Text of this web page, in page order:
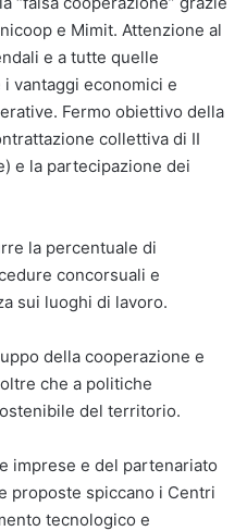
e Mimit. Attenzione al
e a tutte quelle
vantaggi economici e
Fermo obiettivo della
collettiva di II
e la partecipazione dei
la percentuale di
concorsuali e
sui luoghi di lavoro.
della cooperazione e
che a politiche
del territorio.
imprese e del partenariato
proposte spiccano i Centri
tecnologico e